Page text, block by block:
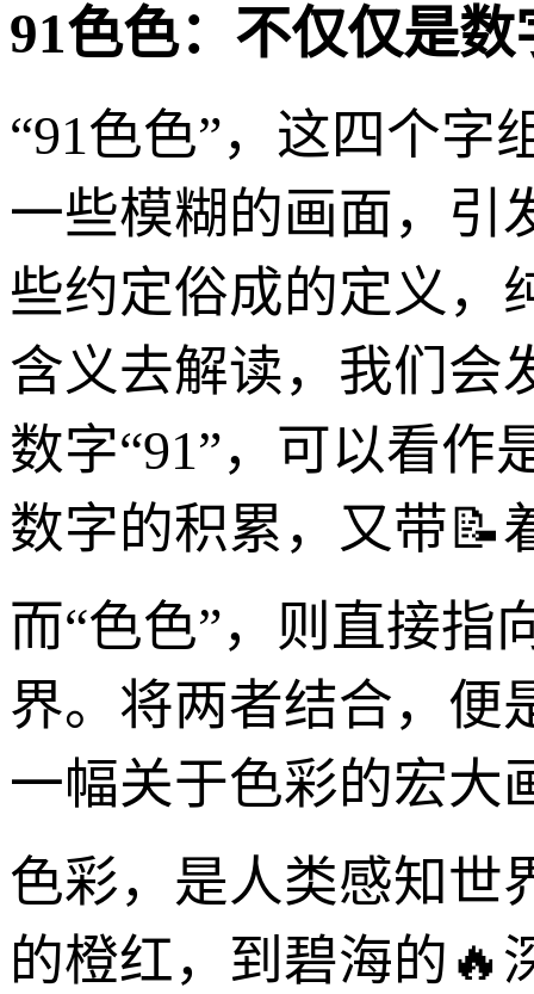
91色色：不仅仅是
“91色色”，这四个字
一些模糊的画面，引
些约定俗成的定义，
含义去解读，我们会
数字“91”，可以看作
数字的积累，又带📝
而“色色”，则直接指
界。将两者结合，便
一幅关于色彩的宏大
色彩，是人类感知世
的橙红，到碧海的🔥